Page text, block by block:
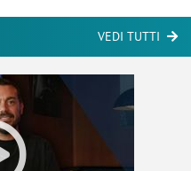
VEDI TUTTI